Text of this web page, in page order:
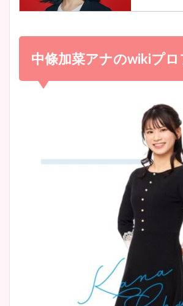
宇賀神メ
池谷実悠
かわいい
小室瑛莉
め！足が
清水麻椰
像！身
wikiプ
大家彩香
プ画像ま
安藤萌々
中條加菜アナのwikiプ